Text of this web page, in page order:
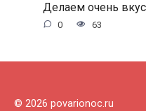
Делаем очень
0 63
© 2026 povarionoc.ru